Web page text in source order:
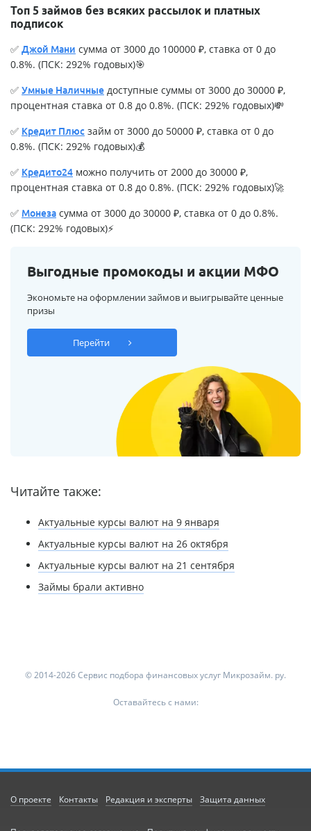
Топ 5 займов без всяких рассылок и платных
подписок
✅ Джой Мани сумма от 3000 до 100000 ₽, ставка от 0 до
0.8%. (ПСК: 292% годовых)🎯
✅ Умные Наличные доступные суммы от 3000 до 30000 ₽,
процентная ставка от 0.8 до 0.8%. (ПСК: 292% годовых)💸
✅ Кредит Плюс займ от 3000 до 50000 ₽, ставка от 0 до
0.8%. (ПСК: 292% годовых)💰
✅ Кредито24 можно получить от 2000 до 30000 ₽,
процентная ставка от 0.8 до 0.8%. (ПСК: 292% годовых)🚀
✅ Монеза сумма от 3000 до 30000 ₽, ставка от 0 до 0.8%.
(ПСК: 292% годовых)⚡
Выгодные промокоды и акции МФО
Экономьте на оформлении займов и выигрывайте ценные
призы
Перейти
Читайте также:
Актуальные курсы валют на 9 января
Актуальные курсы валют на 26 октября
Актуальные курсы валют на 21 сентября
Займы брали активно
© 2014-2026 Сервис подбора финансовых услуг Микрозайм. ру.
Оставайтесь с нами:
О проекте Контакты Редакция и эксперты Защита данных